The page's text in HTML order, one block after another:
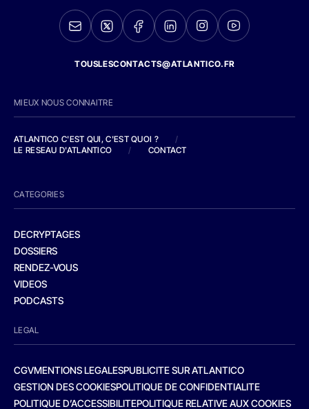
TOUSLESCONTACTS@ATLANTICO.FR
MIEUX NOUS CONNAITRE
ATLANTICO C'EST QUI, C'EST QUOI ?
/
LE RESEAU D'ATLANTICO
/ CONTACT
CATEGORIES
DECRYPTAGES
DOSSIERS
RENDEZ-VOUS
VIDEOS
PODCASTS
LEGAL
CGVMENTIONS LEGALESPUBLICITE SUR ATLANTICO
GESTION DES COOKIESPOLITIQUE DE CONFIDENTIALITE
POLITIQUE D’ACCESSIBILITEPOLITIQUE RELATIVE AUX COOKIES